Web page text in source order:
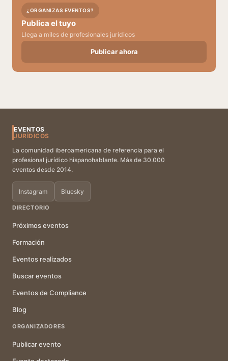
¿ORGANIZAS EVENTOS?
Publica el tuyo
Llega a miles de profesionales jurídicos
Publicar ahora
EVENTOS
JURÍDICOS
La comunidad iberoamericana de referencia para el
profesional jurídico hispanohablante. Más de 30.000
eventos desde 2014.
Instagram Bluesky
DIRECTORIO
Próximos eventos
Formación
Eventos realizados
Buscar eventos
Eventos de Compliance
Blog
ORGANIZADORES
Publicar evento